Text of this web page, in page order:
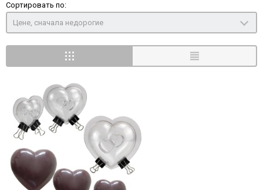
Сортировать по:
Цене, сначала недорогие